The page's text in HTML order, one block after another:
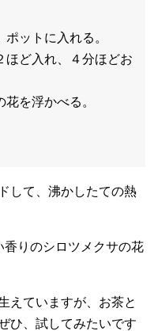
ットに入れる。
ど入れ、４分ほどお
を浮かべる。
して、沸かしたての熱
りのシロツメクサの花
えていますが、お茶と
ひ、試してみたいです